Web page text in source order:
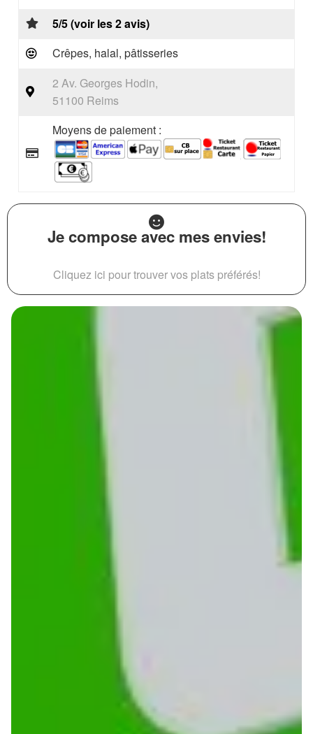
5/5 (voir les 2 avis)
Crêpes, halal, pâtisseries
2 Av. Georges Hodin,
51100 Reims
Moyens de paiement :
Je compose avec mes envies!
Cliquez ici pour trouver vos plats préférés!